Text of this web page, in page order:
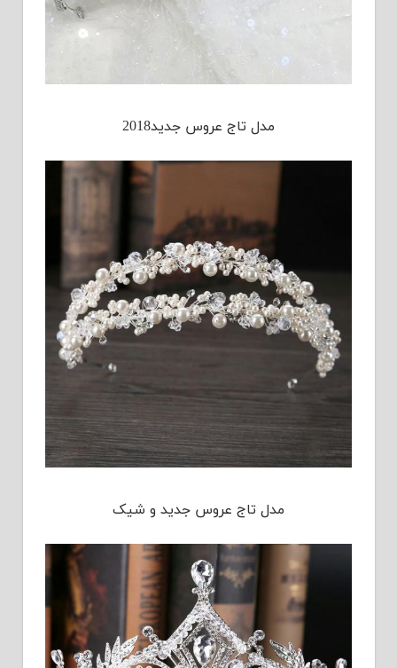
مدل تاج عروس جدید2018
مدل تاج عروس جدید و شیک